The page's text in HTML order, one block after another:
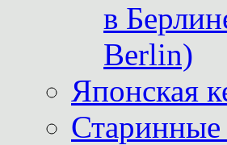
в
Berlin)
Японская
Старинные